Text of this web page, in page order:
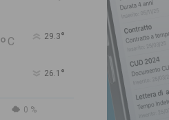
° C 29.3°
26.1 °
0 %